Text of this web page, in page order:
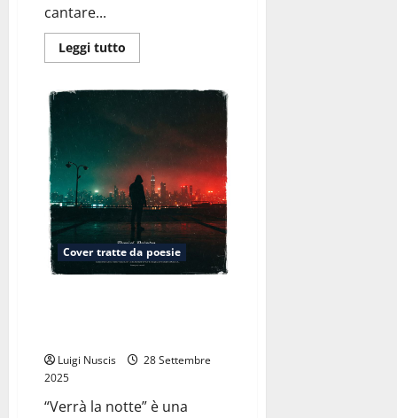
cantare...
Leggi tutto
di
Inno
(dalla
di
Luigi
Mercantini
del
1858)
Cover tratte da poesie
Luigi Nuscis
28 Settembre
2025
“Verrà la notte” è una